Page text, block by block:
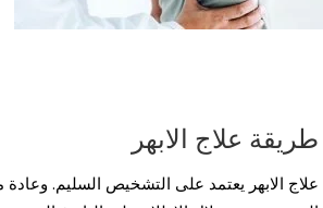
طريقة علاج الابهر
علاج الابهر يعتمد على التشخيص السليم. وعادة